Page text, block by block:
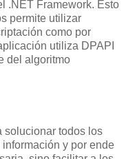
.NET Framework. Esto
permite utilizar
como por
utiliza DPAPI
del algoritmo
solucionar todos los
y por ende